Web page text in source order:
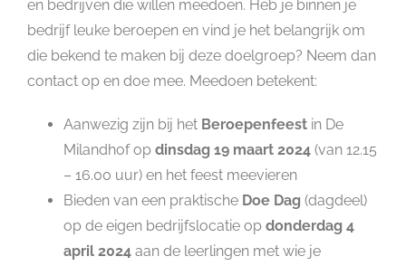
en bedrijven die willen meedoen. Heb je binnen je
bedrijf leuke beroepen en vind je het belangrijk om
die bekend te maken bij deze doelgroep? Neem dan
contact op en doe mee. Meedoen betekent:
Aanwezig zijn bij het Beroepenfeest in De
Milandhof op dinsdag 19 maart 2024 (van 12.15
– 16.00 uur) en het feest meevieren
Bieden van een praktische Doe Dag (dagdeel)
op de eigen bedrijfslocatie op donderdag 4
april 2024 aan de leerlingen met wie je